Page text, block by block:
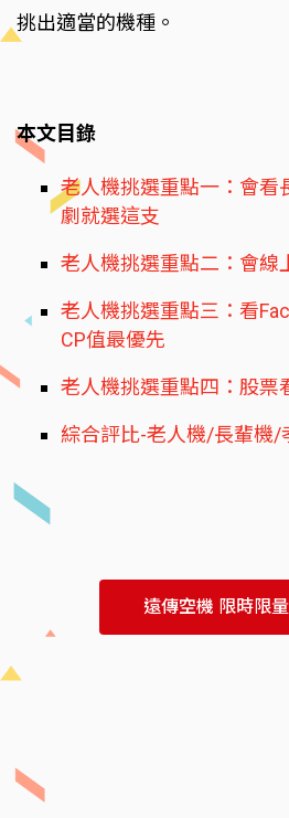
挑出適當的機種。
本文目錄
老人機挑選重點一：會看
劇就選這支
老人機挑選重點二：會線
老人機挑選重點三：看
CP值最優先
老人機挑選重點四：股票
綜合評比-老人機/長輩機/
遠傳空機 限時限